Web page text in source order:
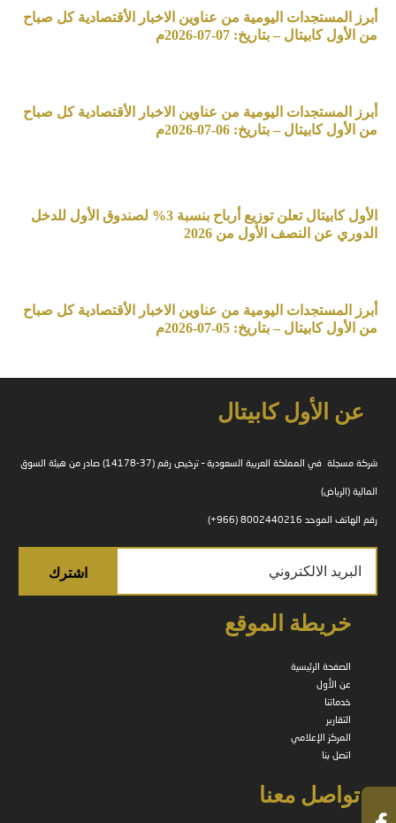
أبرز المستجدات اليومية من عناوين الاخبار الأقتصادية كل صباح
من الأول كابيتال – بتاريخ: 07-07-2026م
أبرز المستجدات اليومية من عناوين الاخبار الأقتصادية كل صباح
من الأول كابيتال – بتاريخ: 06-07-2026م
الأول كابيتال تعلن توزيع أرباح بنسبة 3% لصندوق الأول للدخل
الدوري عن النصف الأول من 2026
أبرز المستجدات اليومية من عناوين الاخبار الأقتصادية كل صباح
من الأول كابيتال – بتاريخ: 05-07-2026م
عن الأول كابيتال
شركة مسجلة في المملكة العربية السعودية – ترخيص رقم (37-14178) صادر من هيئة السوق
المالية (الرياض)
رقم الهاتف الموحد 8002440216 (966+)
خريطة الموقع
الصفحة الرئيسية
عن الأول
خدماتنا
التقارير
المركز الإعلامي
اتصل بنا
تواصل معنا